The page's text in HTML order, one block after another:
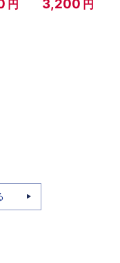
円
道・九州産交
3,200 円